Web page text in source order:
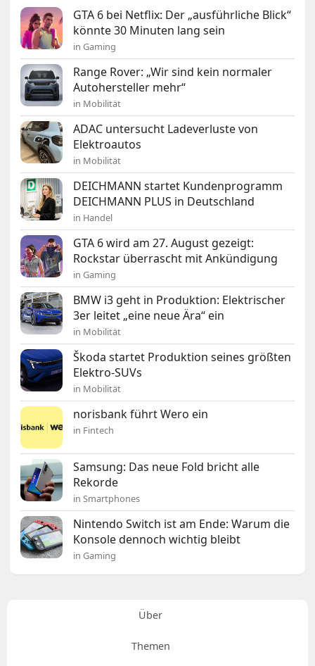
GTA 6 bei Netflix: Der „ausführliche Blick“
könnte 30 Minuten lang sein
in Gaming
Range Rover: „Wir sind kein normaler
Autohersteller mehr“
in Mobilität
ADAC untersucht Ladeverluste von
Elektroautos
in Mobilität
DEICHMANN startet Kundenprogramm
DEICHMANN PLUS in Deutschland
in Handel
GTA 6 wird am 27. August gezeigt:
Rockstar überrascht mit Ankündigung
in Gaming
BMW i3 geht in Produktion: Elektrischer
3er leitet „eine neue Ära“ ein
in Mobilität
Škoda startet Produktion seines größten
Elektro-SUVs
in Mobilität
norisbank führt Wero ein
in Fintech
Samsung: Das neue Fold bricht alle
Rekorde
in Smartphones
Nintendo Switch ist am Ende: Warum die
Konsole dennoch wichtig bleibt
in Gaming
Über
Themen